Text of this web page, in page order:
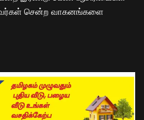
சென்ற வாகனங்களை